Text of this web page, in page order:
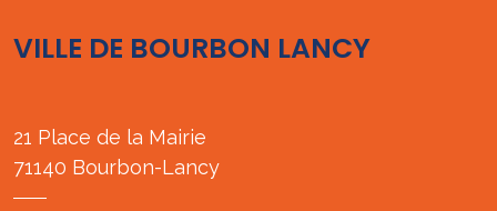
VILLE DE BOURBON LANCY
21 Place de la Mairie
71140 Bourbon-Lancy